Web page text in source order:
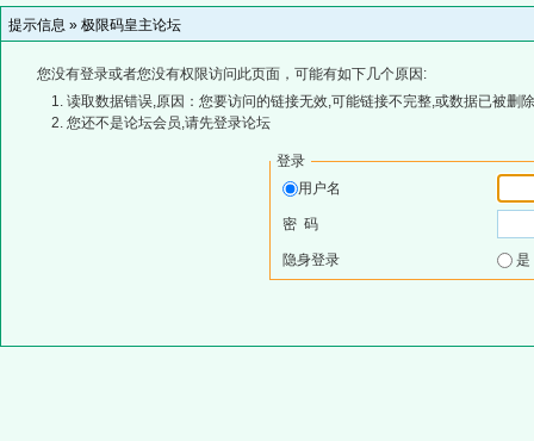
提示信息 » 极限码皇主论坛
您没有登录或者您没有权限访问此页面，可能有如下几个原因:
读取数据错误,原因：您要访问的链接无效,可能链接不完整,或数据已被删
您还不是论坛会员,请先登录论坛
登录
用户名
密 码
隐身登录